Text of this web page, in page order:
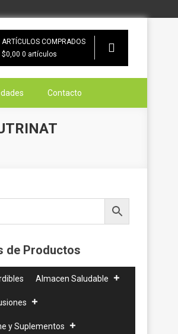
ARTÍCULOS COMPRADOS
$0,00 0 artículos
Contacto
de Productos
Almacen Saludable
y Suplementos